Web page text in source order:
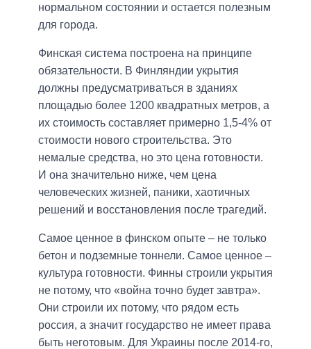
нормальном состоянии и остается полезным
для города.
Финская система построена на принципе
обязательности. В Финляндии укрытия
должны предусматриваться в зданиях
площадью более 1200 квадратных метров, а
их стоимость составляет примерно 1,5-4% от
стоимости нового строительства. Это
немалые средства, но это цена готовности.
И она значительно ниже, чем цена
человеческих жизней, паники, хаотичных
решений и восстановления после трагедий.
Самое ценное в финском опыте – не только
бетон и подземные тоннели. Самое ценное –
культура готовности. Финны строили укрытия
не потому, что «война точно будет завтра».
Они строили их потому, что рядом есть
россия, а значит государство не имеет права
быть неготовым. Для Украины после 2014-го,